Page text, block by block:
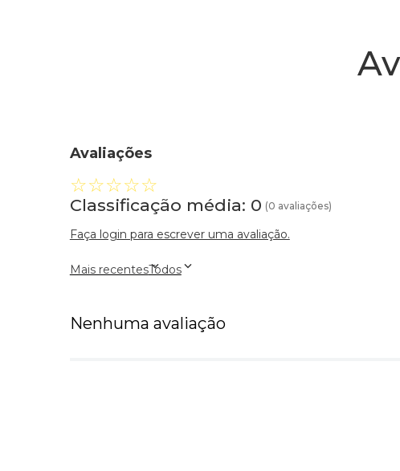
Avaliações
☆☆☆☆☆
Classificação média: 0 (0 avaliações)
Faça login para escrever uma avaliação.
Mais recentesTodos
Nenhuma avaliação